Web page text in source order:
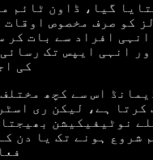
گیا، ڈاون ٹائم
کو صرف مخصوص اوقات
افراد سے بات کر
انہی ایپس تک
کی
اس سے کچھ
کرتا ہے، لیکن ری
5 منٹ پہلے نوٹیفیکیشن
شروع ہونے تک یا دن